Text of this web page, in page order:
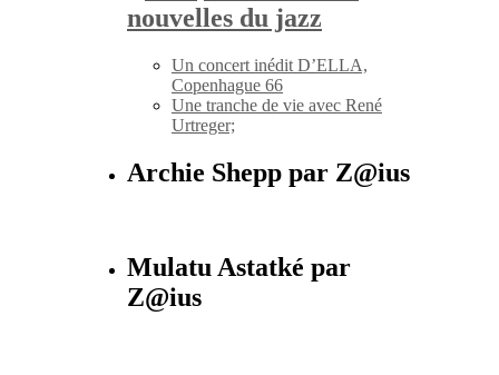
nouvelles du jazz
Un concert inédit D’ELLA,
Copenhague 66
Une tranche de vie avec René
Urtreger;
Archie Shepp par Z@ius
Mulatu Astatké par
Z@ius